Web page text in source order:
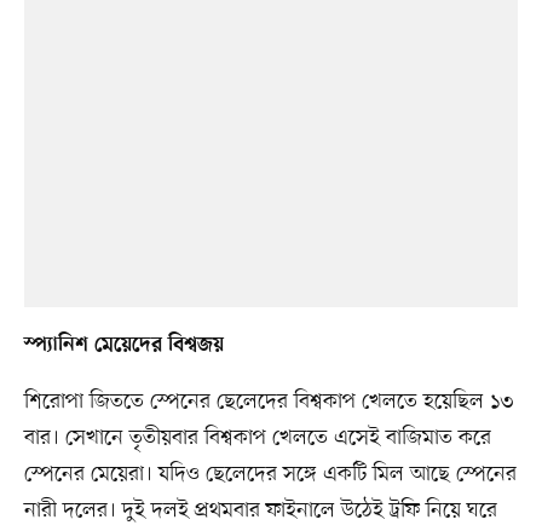
স্প্যানিশ মেয়েদের বিশ্বজয়
শিরোপা জিততে স্পেনের ছেলেদের বিশ্বকাপ খেলতে হয়েছিল ১৩
বার। সেখানে তৃতীয়বার বিশ্বকাপ খেলতে এসেই বাজিমাত করে
স্পেনের মেয়েরা। যদিও ছেলেদের সঙ্গে একটি মিল আছে স্পেনের
নারী দলের। দুই দলই প্রথমবার ফাইনালে উঠেই ট্রফি নিয়ে ঘরে